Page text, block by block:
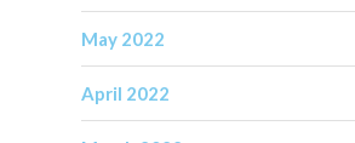
May 2022
April 2022